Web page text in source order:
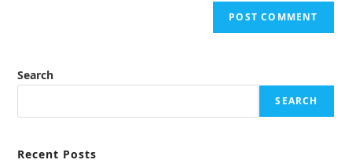
Search
SEARCH
Recent Posts